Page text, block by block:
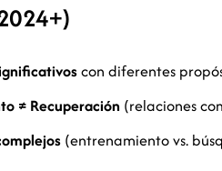
con diferentes
≠ Recuperación (relaciones
(entrenamiento vs.